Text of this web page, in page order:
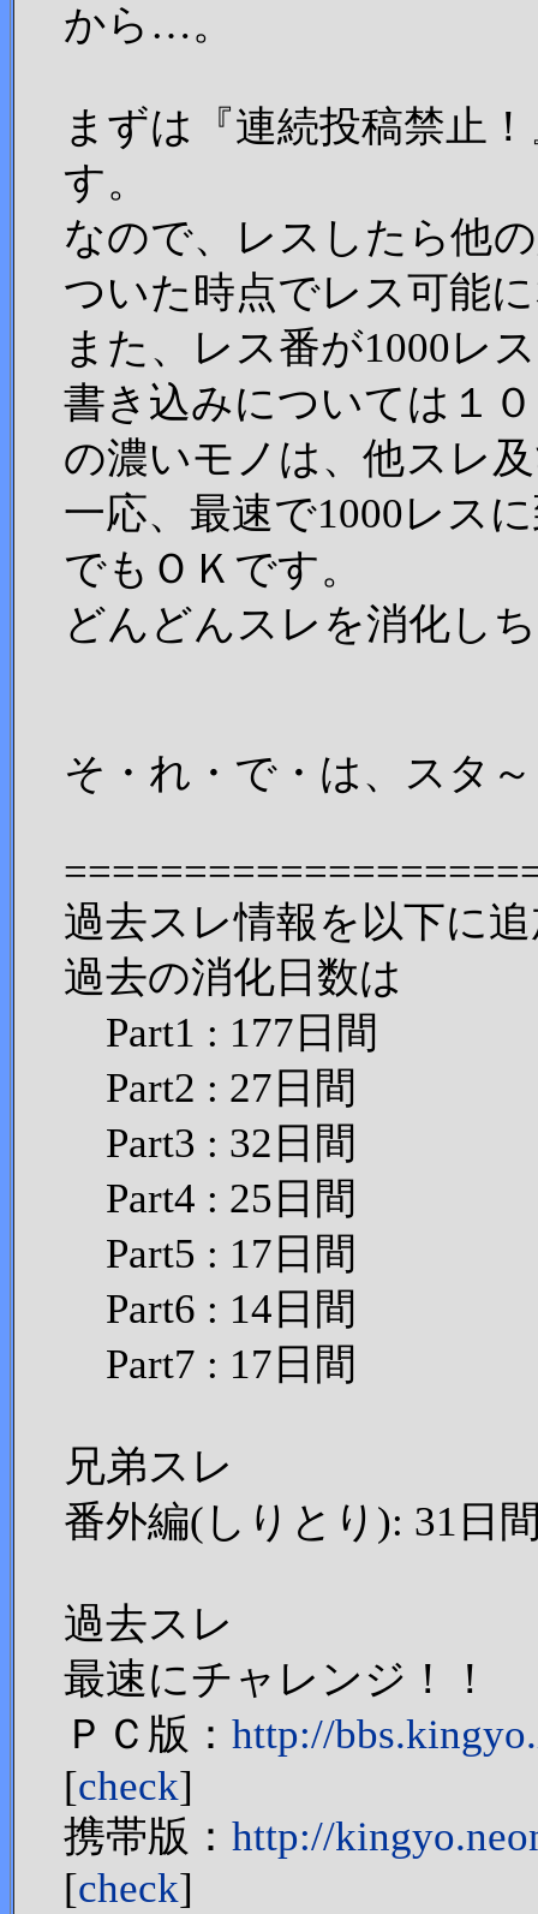
から…。
まずは『連続投稿禁止
す。
なので、レスしたら他
ついた時点でレス可能
また、レス番が1000レ
書き込みについては１
の濃いモノは、他スレ
一応、最速で1000レス
でもＯＫです。
どんどんスレを消化し
そ・れ・で・は、スタ
過去スレ情報を以下に
過去の消化日数は
Part1 : 177日間
Part2 : 27日間
Part3 : 32日間
Part4 : 25日間
Part5 : 17日間
Part6 : 14日間
Part7 : 17日間
兄弟スレ
番外編(しりとり): 31日
過去スレ
最速にチャレンジ！！
ＰＣ版： http://
[check]
携帯版： http://
[check]